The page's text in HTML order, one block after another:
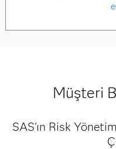
Müşteri
SAS'ın Risk